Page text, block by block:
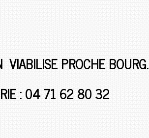
PROCHE BOURG.
: 04 71 62 80 32